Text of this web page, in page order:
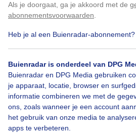
Als je doorgaat, ga je akkoord met de
abonnementsvoorwaarden
Heb je al een Buienradar-abonnement?
Buienradar is onderdeel van DPG
Buienradar en DPG Media gebruiken
je apparaat, locatie, browser en
informatie combineren we met de
ons, zoals wanneer je een account
het gebruik van onze media te
apps te verbeteren.
IJsje Raketje Zomer
Bekijk slideshow
Klik hierom dit aan